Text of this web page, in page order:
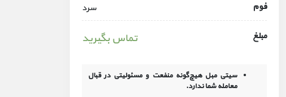
فوم سرد
مبلغ تماس بگیرید
سیتی مبل هیچ‌گونه منفعت و مسئولیتی درقبال
معامله شما ندارد.